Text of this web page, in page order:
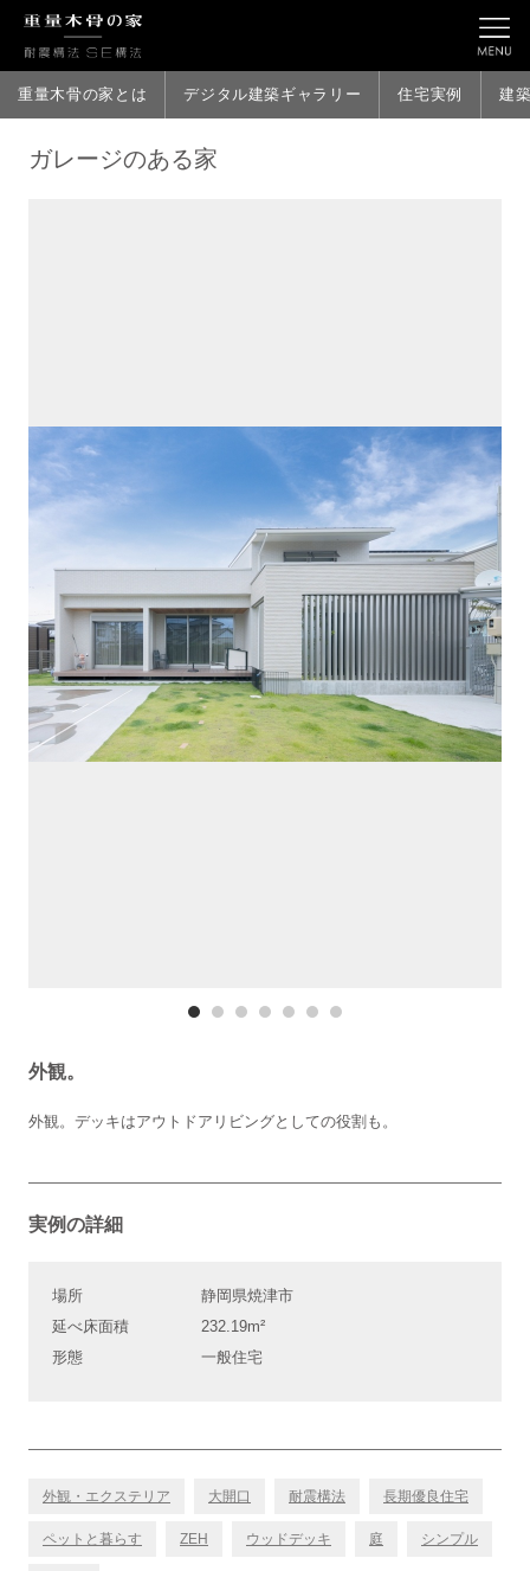
重量木骨の家とは デジタル建築ギャラリー 住宅実例 建
ガレージのある家
外観。
外観。デッキはアウトドアリビングとしての役割も。
実例の詳細
場所
静岡県焼津市
延べ床面積
232.19m²
形態
一般住宅
外観・エクステリア 大開口 耐震構法 長期優良住宅
ペットと暮らす ZEH ウッドデッキ 庭 シンプル